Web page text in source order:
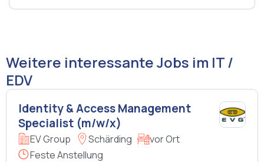
Weitere interessante Jobs im IT /
EDV
Identity & Access Management
Specialist (m/w/x)
EV Group Schärding
vor Ort
Feste Anstellung